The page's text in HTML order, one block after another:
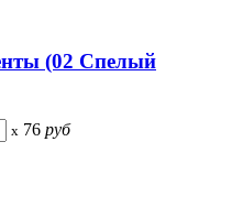
(02 Спелый
x 76 руб